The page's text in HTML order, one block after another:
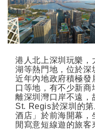
港人北上深圳玩樂，
湖等熱門地，位於深
近年內地政府積極發
口等地，有不少新商
離深圳灣口岸不遠，
St. Regis於深圳的
酒店」於前海開幕，
閒寫意短線遊的旅客